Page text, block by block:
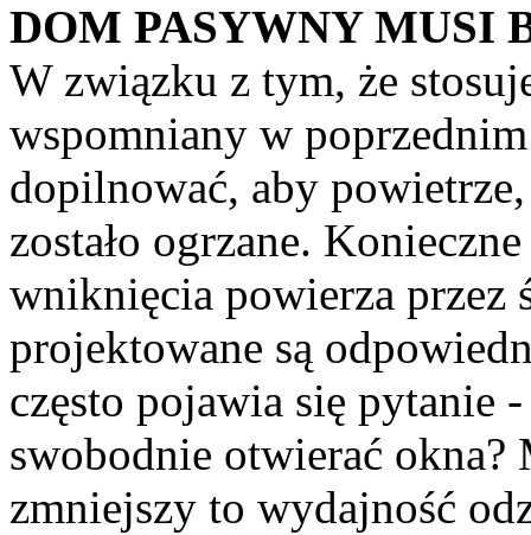
DOM PASYWNY MUSI
W związku z tym, że
wspomniany w
dopilnować, aby
zostało ogrzane.
wniknięcia powierza przez
projektowane są
często pojawia się pytanie
swobodnie otwierać okna?
zmniejszy to wydajność